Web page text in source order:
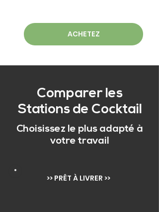
ACHETEZ
Comparer les
Stations de Cocktail
Choisissez le plus adapté à
votre travail
>> PRÊT À LIVRER >>